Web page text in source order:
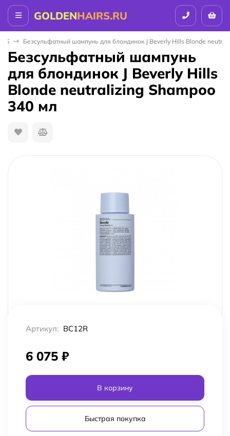
GOLDENHAIRS.RU
Безсульфатный шампунь для блондинок J Beverly Hills Blonde
Безсульфатный шампунь
для блондинок J Beverly Hills
Blonde neutralizing Shampoo
340 мл
Артикул: BC12R
6 075 ₽
В корзину
Быстрая покупка